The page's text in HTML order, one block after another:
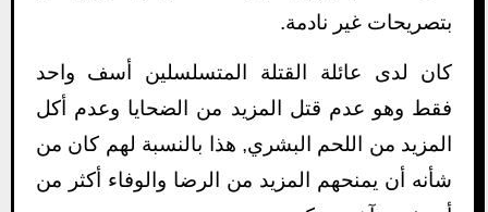
بتصريحات غير نادمة.
كان لدى عائلة القتلة المتسلسلين أسف واحد
فقط وهو عدم قتل المزيد من الضحايا وعدم أكل
المزيد من اللحم البشري, هذا بالنسبة لهم كان من
شأنه أن يمنحهم المزيد من الرضا والوفاء أكثر من